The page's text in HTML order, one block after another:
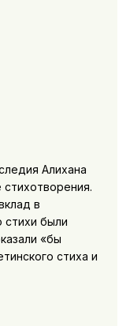
Алихана
в
стихи были
«бы
стиха и